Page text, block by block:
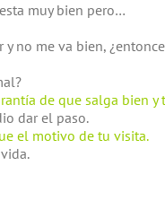
muy bien pero…
y no me va bien,
de que salga bien
dar el paso.
el motivo de tu visita.